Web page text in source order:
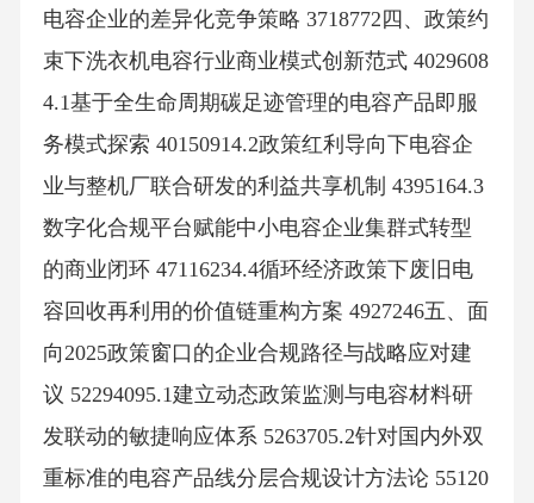
电容企业的差异化竞争策略 3718772四、政策约
束下洗衣机电容行业商业模式创新范式 4029608
4.1基于全生命周期碳足迹管理的电容产品即服
务模式探索 40150914.2政策红利导向下电容企
业与整机厂联合研发的利益共享机制 4395164.3
数字化合规平台赋能中小电容企业集群式转型
的商业闭环 47116234.4循环经济政策下废旧电
容回收再利用的价值链重构方案 4927246五、面
向2025政策窗口的企业合规路径与战略应对建
议 52294095.1建立动态政策监测与电容材料研
发联动的敏捷响应体系 5263705.2针对国内外双
重标准的电容产品线分层合规设计方法论 55120